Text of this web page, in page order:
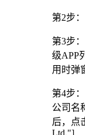
第2步
第3步
级APP
用时弹
第4步
公司名
后，点